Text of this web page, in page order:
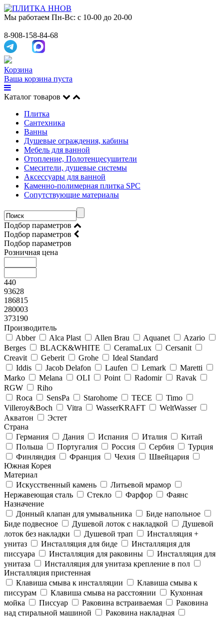
Мы работаем Пн-Вс: с 10-00 до 20-00
8-908-158-84-68
Корзина
Ваша корзина пуста
Каталог товаров
Плитка
Сантехника
Ванны
Душевые ограждения, кабины
Мебель для ванной
Отопление, Полотенцесушители
Смесители, душевые системы
Аксессуары для ванной
Каменно-полимерная плитка SPC
Сопутствующие материалы
Подбор параметров
Подбор параметров
Подбор параметров
Розничная цена
440
93628
186815
280003
373190
Производитель
Abber
Alca Plast Allen Brau Aquanet
Azario
Berges
BLACK&WHITE CeramaLux
Cersanit
Creavit
Geberit Grohe
Ideal Standard
Iddis
Jacob Delafon Laufen Lemark
Maretti
Marko
Melana OLI Point Radomir
Ravak
RGW
Riho
Roca
SensPa Starohome TECE
Timo
Villeroy&Boсh
Vitra WasserKRAFT
WeltWasser
Акватон
Эстет
Страна
Германия
Дания Испания Италия
Китай
Польша
Португалия Россия Сербия
Турция
Финляндия
Франция Чехия
Швейцария
Южная Корея
Материал
Искусственный камень
Литьевой мрамор
Нержавеющая сталь
Стекло Фарфор
Фаянс
Назначение
Донный клапан для умывальника
Биде напольное
Биде подвесное
Душевой лоток с накладкой
Душевой
лоток без накладки
Душевой трап
Инсталляция +
унитаз
Инсталляция для биде
Инсталляция для
писсуара
Инсталляция для раковины
Инсталляция для
унитаза
Инсталляция для унитаза крепление в пол
Инсталляция пристенная
Клавиша смыва к инсталляции
Клавиша смыва к
писсурам
Клавиша смыва на расстоянии
Кухонная
мойка
Писсуар Раковина встраиваемая
Раковина
над стиральной машиной
Раковина накладная